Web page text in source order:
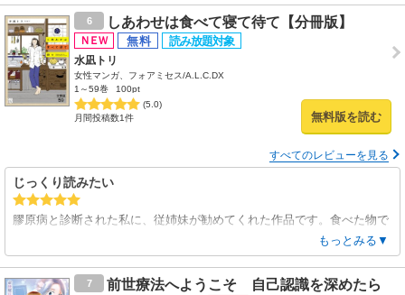
6 しあわせは食べて寝て待て【分冊版】
水凪トリ
女性マンガ、フォアミセス/A.L.C.DX
1～59巻
100pt
(5.0)
月間投稿数1件
無料版を読む
すべてのレビューを見る
じっくり読みたい
膠原病と診断された私に、従姉妹が勧めてくれた作品です。食べた物で
体は造られる…結局ね、根本にはある事なので、じっくり読んでみたい
なって思います。
もっとみる▼
7
前世療法へようこそ 自己認識を深めたら